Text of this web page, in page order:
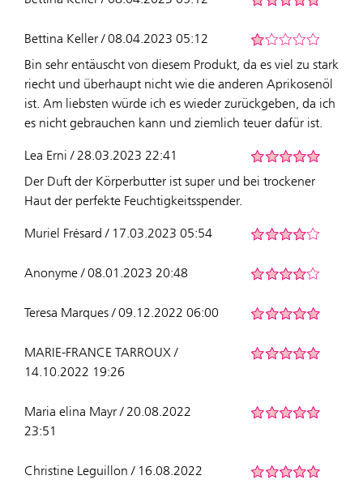
Bettina Keller / 08.04.2023 05:12
Bin sehr entäuscht von diesem Produkt, da es viel zu stark
riecht und überhaupt nicht wie die anderen Aprikosenöl
ist. Am liebsten würde ich es wieder zurückgeben, da ich
es nicht gebrauchen kann und ziemlich teuer dafür ist.
Lea Erni / 28.03.2023 22:41
Der Duft der Körperbutter ist super und bei trockener
Haut der perfekte Feuchtigkeitsspender.
Muriel Frésard / 17.03.2023 05:54
Anonyme / 08.01.2023 20:48
Teresa Marques / 09.12.2022 06:00
MARIE-FRANCE TARROUX /
14.10.2022 19:26
Maria elina Mayr / 20.08.2022
23:51
Christine Leguillon / 16.08.2022